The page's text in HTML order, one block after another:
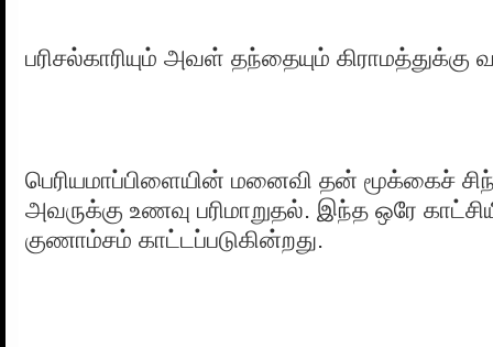
பரிசல்காரியும் அவள் தந்தையும் கிராமத்துக்கு
பெரியமாப்பிளையின் மனைவி தன் மூக்கைச்
அவருக்கு உணவு பரிமாறுதல். இந்த ஒரே
குணாம்சம் காட்டப்படுகின்றது.